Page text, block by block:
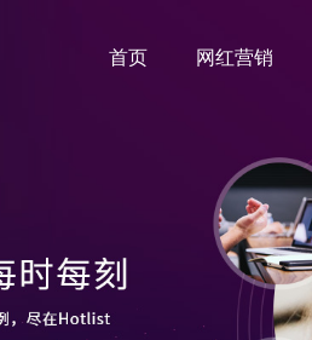
首页 网红营销